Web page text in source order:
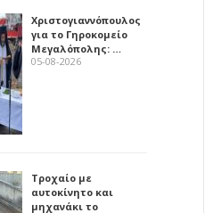
Χριστογιαννόπουλος
για το Γηροκομείο
Μεγαλόπολης: …
05-08-2026
Τροχαίο με
αυτοκίνητο και
μηχανάκι το